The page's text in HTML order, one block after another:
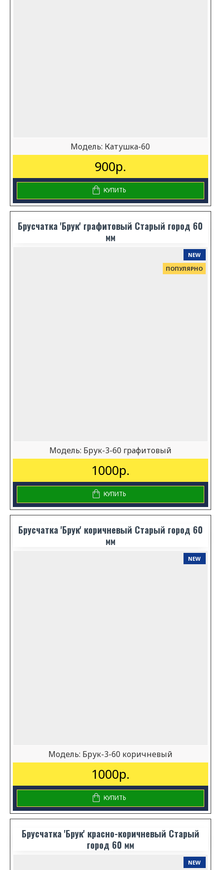
Модель: Катушка-60
900р.
КУПИТЬ
Брусчатка 'Брук' графитовый Старый город 60
мм
NEW
ПОПУЛЯРНО
Модель: Брук-3-60 графитовый
1000р.
КУПИТЬ
Брусчатка 'Брук' коричневый Старый город 60
мм
NEW
Модель: Брук-3-60 коричневый
1000р.
КУПИТЬ
Брусчатка 'Брук' красно-коричневый Старый
город 60 мм
NEW